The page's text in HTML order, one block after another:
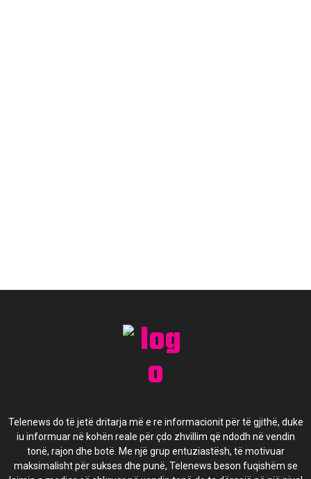
Telenews do të jetë dritarja më e re informacionit për të gjithë, duke
iu informuar në kohën reale për çdo zhvillim që ndodh në vendin
tonë, rajon dhe botë. Me një grup entuziastësh, të motivuar
maksimalisht për sukses dhe punë, Telenews beson fuqishëm se